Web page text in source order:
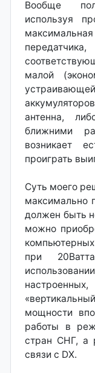
Вообще
используя
малой
антенна,
ближними
возникает
проиграть
Суть моего
максимально
должен быть
можно
компьютерных
при
мощности
работы в
стран СНГ, а
связи с DX.